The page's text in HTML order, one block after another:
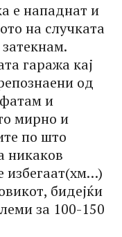
е нападнат и
на случката
гаража кај
од
и
мирно и
по што
никаков
избегаат(хм…)
бидејќи
за 100-150